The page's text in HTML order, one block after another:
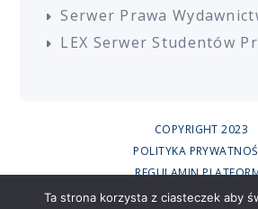
Serwer Prawa
LEX Serwer Studentów
COPYRIGHT 2023
POLITYKA
REGULAMIN
REGULAMIN
Ta strona korzysta z ciasteczek aby